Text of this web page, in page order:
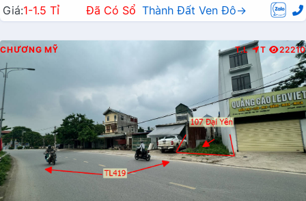
Giá:1-1.5 Tỉ Đã Có Sổ Thành Đất Ven Đô→
CHƯƠNG MỸ T.L T 22210